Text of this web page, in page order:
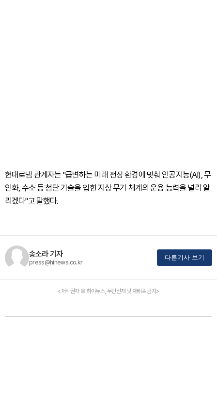
현대로템 관계자는 "급변하는 미래 전장 환경에 맞춰 인공지능(AI), 무
인화, 수소 등 첨단 기술을 입힌 지상 무기 체계의 운용 능력을 널리 알
리겠다"고 말했다.
송소라 기자
press@hinews.co.kr
다른기사 보기
<저작권자 © 하이뉴스, 무단전재 및 재배포 금지>